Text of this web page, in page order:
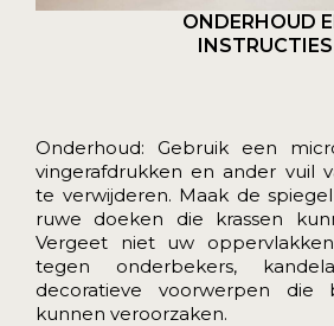
ONDERHOUD
INSTRUCTIES
Onderhoud: Gebruik een
vingerafdrukken en ander vuil
te verwijderen. Maak de
ruwe doeken die krassen
Vergeet niet uw
tegen onderbekers,
decoratieve voorwerpen die
kunnen veroorzaken.